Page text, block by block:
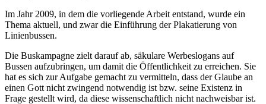
Im Jahr 2009, in dem die vorliegende Arbeit entstand, wurde ein
Thema aktuell, und zwar die Einführung der Plakatierung von
Linienbussen.
Die Buskampagne zielt darauf ab, säkulare Werbeslogans auf
Bussen aufzubringen, um damit die Öffentlichkeit zu erreichen. Sie
hat es sich zur Aufgabe gemacht zu vermitteln, dass der Glaube an
einen Gott nicht zwingend notwendig ist bzw. seine Existenz in
Frage gestellt wird, da diese wissenschaftlich nicht nachweisbar ist.